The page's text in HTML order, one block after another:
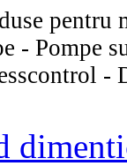
pentru
- Pompe
-